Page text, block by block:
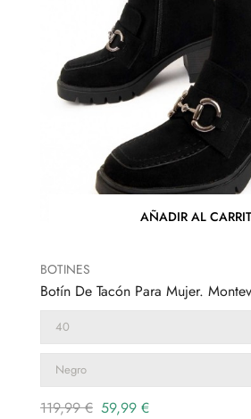
AÑADIR AL
BOTINES
Precio
119,99 € Precio
59,99 €